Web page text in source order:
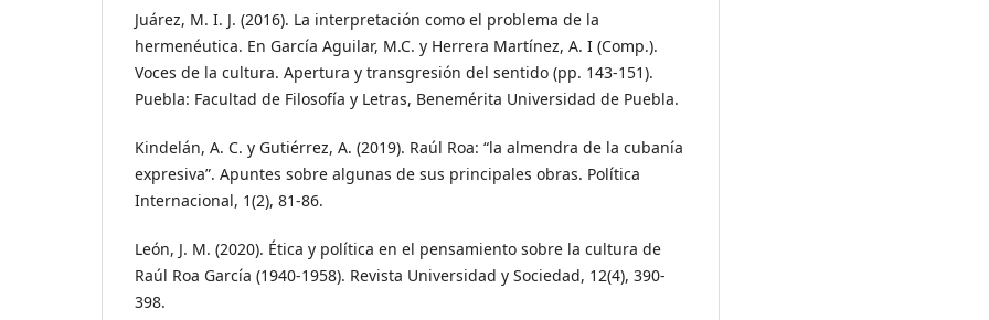
Juárez, M. I. J. (2016). La interpretación como el problema de la
hermenéutica. En García Aguilar, M.C. y Herrera Martínez, A. I (Comp.).
Voces de la cultura. Apertura y transgresión del sentido (pp. 143-151).
Puebla: Facultad de Filosofía y Letras, Benemérita Universidad de Puebla.
Kindelán, A. C. y Gutiérrez, A. (2019). Raúl Roa: “la almendra de la cubanía
expresiva”. Apuntes sobre algunas de sus principales obras. Política
Internacional, 1(2), 81-86.
León, J. M. (2020). Ética y política en el pensamiento sobre la cultura de
Raúl Roa García (1940-1958). Revista Universidad y Sociedad, 12(4), 390-
398.